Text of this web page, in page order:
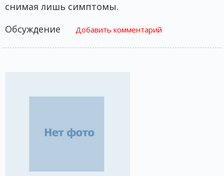
снимая лишь симптомы.
Обсуждение
Добавить комментарий